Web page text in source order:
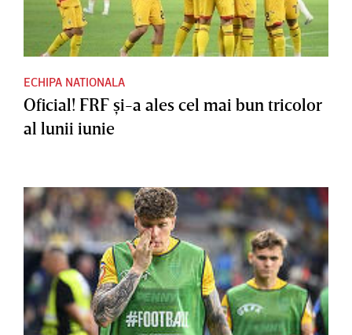
ECHIPA NATIONALA
Oficial! FRF şi-a ales cel mai bun tricolor
al lunii iunie